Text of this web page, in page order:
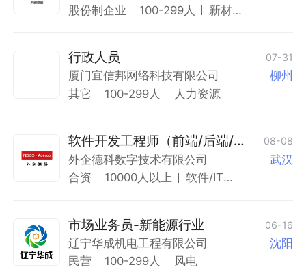
股份制企业
100-299人
新材
行政人员 07-31
厦门宜信邦网络科技有限公司
柳州
其它
100-299人 人力资源
软件开发工程师（前端/后端/软
件测试/算法）
08-08
外企德科数字技术有限公司
武汉
合资
10000人以上
软件/IT服
市场业务员-新能源行业 06-16
辽宁华成机电工程有限公司
沈阳
民营
100-299人 风电